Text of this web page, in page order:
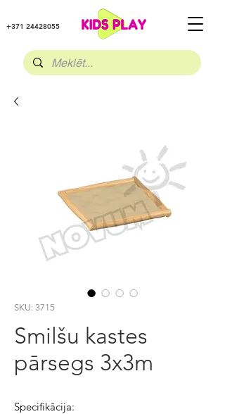
+371 24428055
SKU: 3715
Smilšu kastes
pārsegs 3x3m
Specifikācija: